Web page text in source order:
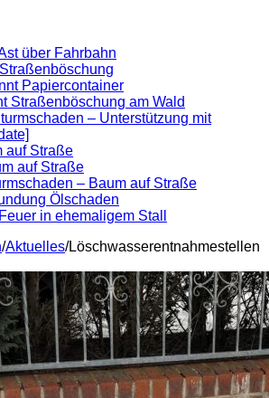
über Fahrbahn
Papiercontainer
Straßenböschung am Wald
– Unterstützung mit
auf Straße
auf Straße
– Baum auf Straße
Ölschaden
in ehemaligem Stall
/Aktuelles/Löschwasserentnahmestellen